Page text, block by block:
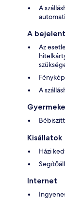
A
A
Az
A
Kisállatok
Házi
Internet